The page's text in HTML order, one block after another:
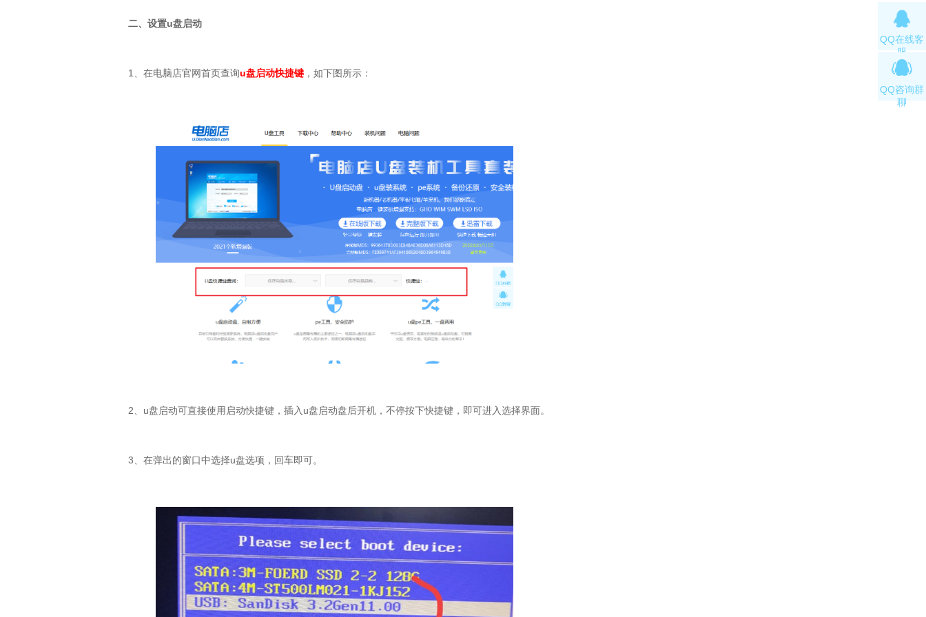
二、设置u盘启动
1、在电脑店官网首页查询u盘启动快捷键 ，如下图所示：
2 u盘启动可直接使用启动快捷键，插入 u盘启动盘后开机，不停按下快捷键，即可进入选择界面。
3 、在弹出的窗口中选择u盘选项，回车即可。
QQ在线客
服
QQ咨询群
聊